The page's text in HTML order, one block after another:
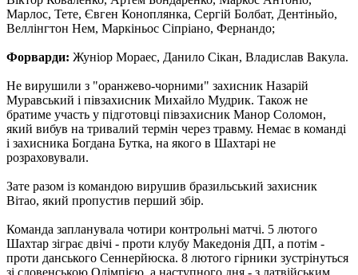
Марлос, Тете, Євген Коноплянка, Сергій Болбат, Дентіньйо,
Веллінгтон Нем, Маркіньос Сіпріано, Фернандо;
Форварди: Жуніор Мораес, Данило Сікан, Владислав Вакула.
Не вирушили з "оранжево-чорними" захисник Назарій
Муравський і півзахисник Михайло Мудрик. Також не
братиме участь у підготовці півзахисник Манор Соломон,
який вибув на тривалий термін через травму. Немає в команді
і захисника Богдана Бутка, на якого в Шахтарі не
розраховували.
Зате разом із командою вирушив бразильський захисник
Вітао, який пропустив перший збір.
Команда запланувала чотири контрольні матчі. 5 лютого
Шахтар зіграє двічі - проти клубу Македонія ДП, а потім -
проти данського Сеннерйюска. 8 лютого гірники зустрінуться
зі словенською Олімпією, а наступного дня - з латвійським